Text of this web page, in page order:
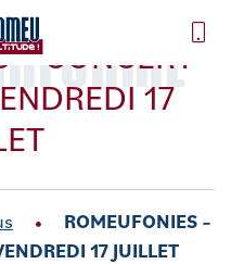
– CONCERT
17
ROMEUFONIES –
17 JUILLET